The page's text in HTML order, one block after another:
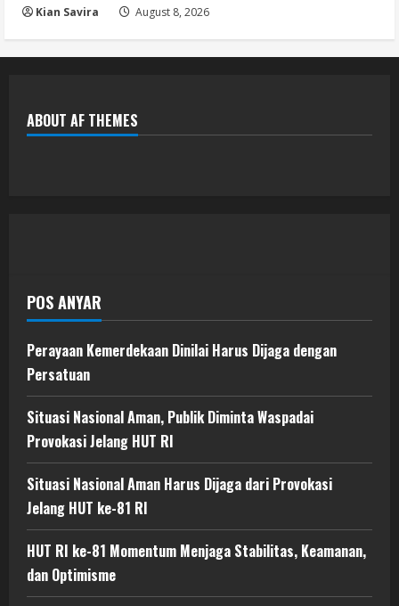
Kian Savira August 8, 2026
ABOUT AF THEMES
POS ANYAR
Perayaan Kemerdekaan Dinilai Harus Dijaga dengan
Persatuan
Situasi Nasional Aman, Publik Diminta Waspadai
Provokasi Jelang HUT RI
Situasi Nasional Aman Harus Dijaga dari Provokasi
Jelang HUT ke-81 RI
HUT RI ke-81 Momentum Menjaga Stabilitas, Keamanan,
dan Optimisme